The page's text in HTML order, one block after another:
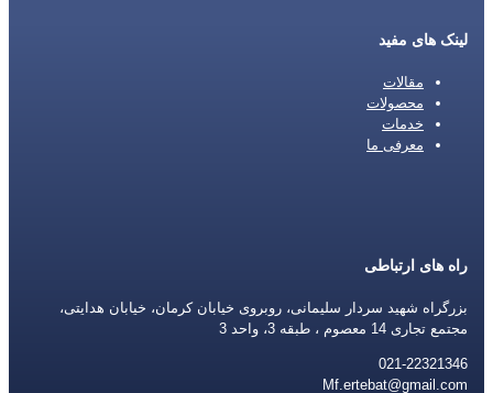
لینک های مفید
مقالات
محصولات
خدمات
معرفی ما
راه های ارتباطی
بزرگراه شهید سردار سلیمانی، روبروی خیابان کرمان، خیابان هدایتی،
مجتمع تجاری 14 معصوم ، طبقه 3، واحد 3
021-22321346
Mf.ertebat@gmail.com